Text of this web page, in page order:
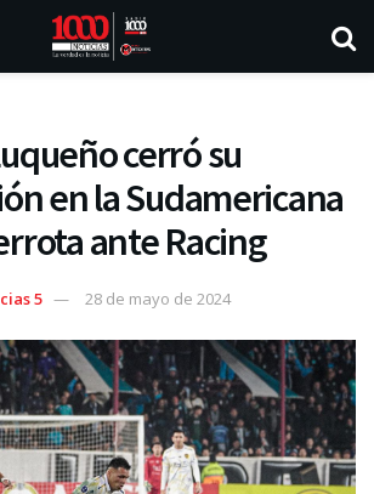
cerró su
en la Sudamericana
ante Racing
5 28 de mayo de 2024